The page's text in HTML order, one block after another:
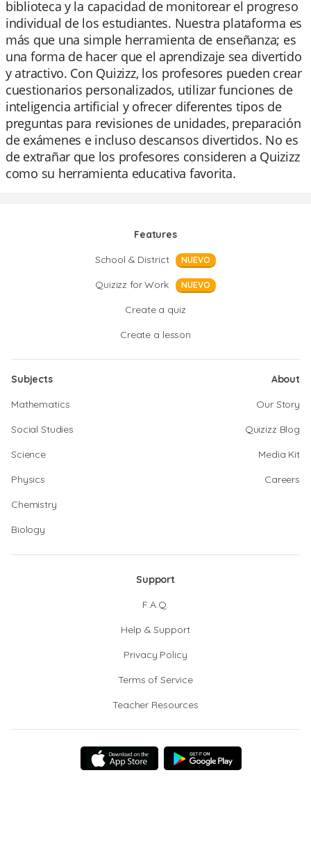
biblioteca y la capacidad de monitorear el progreso
individual de los estudiantes. Nuestra plataforma es
más que una simple herramienta de enseñanza; es
una forma de hacer que el aprendizaje sea divertido
y atractivo. Con Quizizz, los profesores pueden crear
cuestionarios personalizados, utilizar funciones de
inteligencia artificial y ofrecer diferentes tipos de
preguntas para revisiones de unidades, preparación
de exámenes e incluso descansos divertidos. No es
de extrañar que los profesores consideren a Quizizz
como su herramienta educativa favorita.
Features
School & District
NUEVO
Quizizz for Work NUEVO
Create a quiz
Create a lesson
Subjects
Mathematics
Social Studies
Science
Physics
Chemistry
Biology
About
Our Story
Quizizz Blog
Media Kit
Careers
Support
F.A.Q.
Help & Support
Privacy Policy
Terms of Service
Teacher Resources